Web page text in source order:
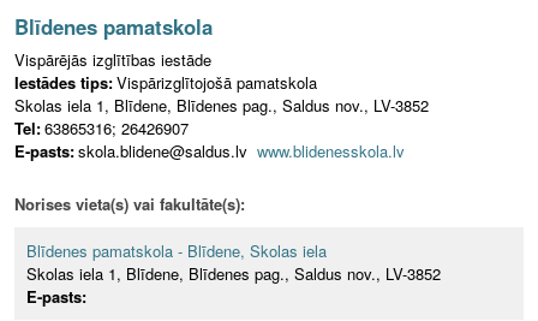
Blīdenes pamatskola
Vispārējās izglītības iestāde
Iestādes tips:Vispārizglītojošā pamatskola
Skolas iela 1, Blīdene, Blīdenes pag., Saldus nov., LV-3852
Tel:63865316; 26426907
E-pasts:skola.blidene@saldus.lv www.blidenesskola.lv
Norises vieta(s) vai fakultāte(s):
Blīdenes pamatskola - Blīdene, Skolas iela
Skolas iela 1, Blīdene, Blīdenes pag., Saldus nov., LV-3852
E-pasts: